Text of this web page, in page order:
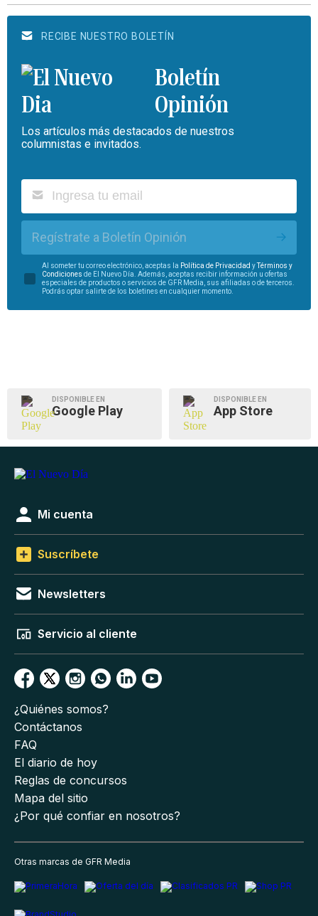
RECIBE NUESTRO BOLETÍN
Boletín
Opinión
Los artículos más destacados de nuestros
columnistas e invitados.
Regístrate a Boletín Opinión
Al someter tu correo electrónico, aceptas la Política de Privacidad yTérminos y
Condiciones de El Nuevo Día. Además, aceptas recibir información u ofertas
especiales de productos o servicios de GFR Media, sus afiliadas o de terceros.
Podrás optar salirte de los boletines en cualquier momento.
DISPONIBLE EN
Google Play
DISPONIBLE EN
App Store
Mi cuenta
Suscríbete
Newsletters
Servicio al cliente
¿Quiénes somos?
Contáctanos
FAQ
El diario de hoy
Reglas de concursos
Mapa del sitio
¿Por qué confiar en nosotros?
Otras marcas de GFR Media